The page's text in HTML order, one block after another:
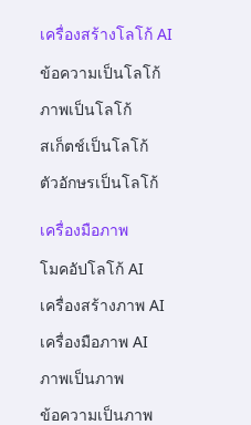
เครื่องสร้างโลโก้ AI
ข้อความเป็นโลโก้
ภาพเป็นโลโก้
สเก็ตช์เป็นโลโก้
ตัวอักษรเป็นโลโก้
เครื่องมือภาพ
โมคอัปโลโก้ AI
เครื่องสร้างภาพ AI
เครื่องมือภาพ AI
ภาพเป็นภาพ
ข้อความเป็นภาพ